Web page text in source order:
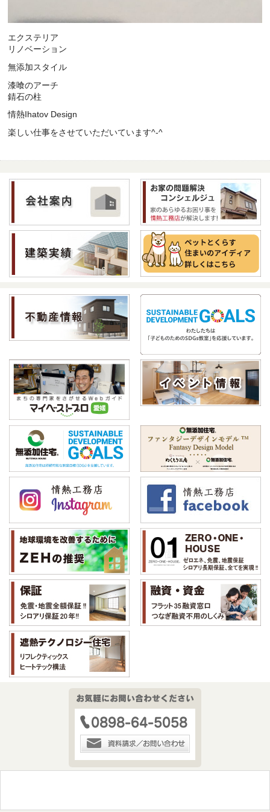
エクステリア
リノベーション
無添加スタイル
漆喰のアーチ
錆石の柱
情熱Ihatov Design
楽しい仕事をさせていただいています^-^